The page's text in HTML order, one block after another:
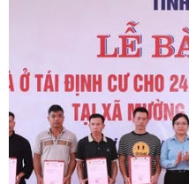
Thứ trưởng Bộ GD-ĐT:
phải để xóa bỏ trách
sinh
05/08/2026 09:19